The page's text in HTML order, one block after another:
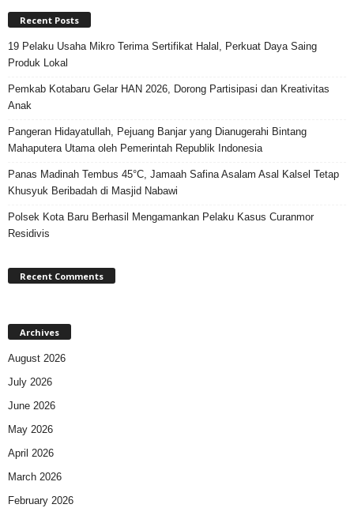
Recent Posts
19 Pelaku Usaha Mikro Terima Sertifikat Halal, Perkuat Daya Saing
Produk Lokal
Pemkab Kotabaru Gelar HAN 2026, Dorong Partisipasi dan Kreativitas
Anak
Pangeran Hidayatullah, Pejuang Banjar yang Dianugerahi Bintang
Mahaputera Utama oleh Pemerintah Republik Indonesia
Panas Madinah Tembus 45°C, Jamaah Safina Asalam Asal Kalsel Tetap
Khusyuk Beribadah di Masjid Nabawi
Polsek Kota Baru Berhasil Mengamankan Pelaku Kasus Curanmor
Residivis
Recent Comments
Archives
August 2026
July 2026
June 2026
May 2026
April 2026
March 2026
February 2026